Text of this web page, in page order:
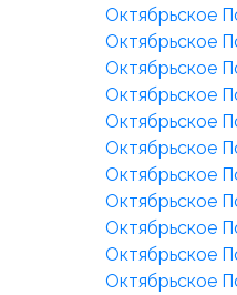
Октябрьское
Октябрьское
Октябрьское
Октябрьское
Октябрьское
Октябрьское
Октябрьское
Октябрьское
Октябрьское
Октябрьское
Октябрьское